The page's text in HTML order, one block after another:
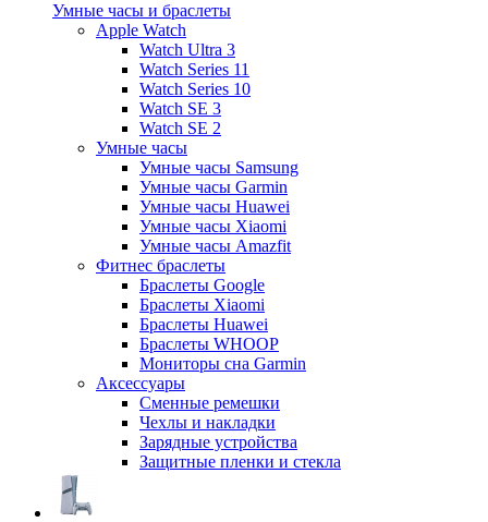
Умные часы и браслеты
Apple Watch
Watch Ultra 3
Watch Series 11
Watch Series 10
Watch SE 3
Watch SE 2
Умные часы
Умные часы Samsung
Умные часы Garmin
Умные часы Huawei
Умные часы Xiaomi
Умные часы Amazfit
Фитнес браслеты
Браслеты Google
Браслеты Xiaomi
Браслеты Huawei
Браслеты WHOOP
Мониторы сна Garmin
Аксессуары
Сменные ремешки
Чехлы и накладки
Зарядные устройства
Защитные пленки и стекла